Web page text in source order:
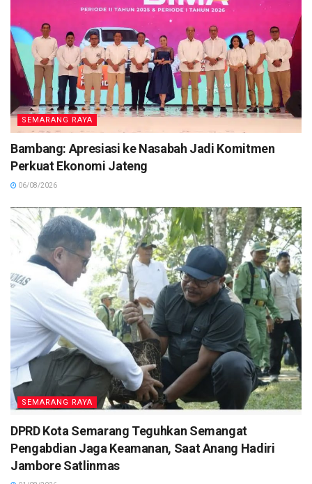
SEMARANG RAYA
Bambang: Apresiasi ke Nasabah Jadi Komitmen
Perkuat Ekonomi Jateng
06/08/2026
SEMARANG RAYA
DPRD Kota Semarang Teguhkan Semangat
Pengabdian Jaga Keamanan, Saat Anang Hadiri
Jambore Satlinmas